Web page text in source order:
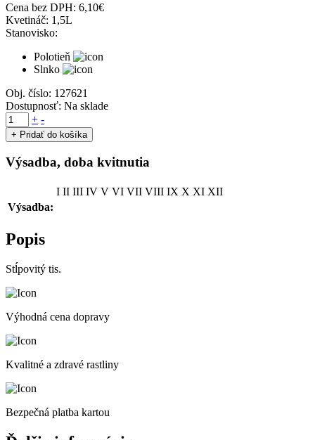
Cena bez DPH: 6,10€
Kvetináč: 1,5L
Stanovisko:
Polotieň
Slnko
Obj. číslo: 127621
Dostupnosť: Na sklade
množstvo
Tis
obyčajný
'FASTIGIATA
ROBUSTA'
kont.
+ -
+ Pridať do košíka
Výsadba, doba kvitnutia
I II III IV V VI VII VIII IX X XI XII
Výsadba:
Popis
Stĺpovitý tis.
Výhodná cena dopravy
Kvalitné a zdravé rastliny
Bezpečná platba kartou